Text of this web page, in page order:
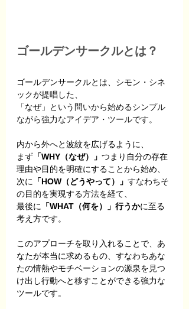
ゴールデンサークルとは？
ゴールデンサークルとは、 シモン・シネ
ックが提唱した、
「なぜ」という問いから始めるシンプル
ながら強力なアイデア・ツールです。
内から外へと波紋を広げるように、
まず 「WHY（なぜ）」 つまり自分の存在
理由や目的を明確にすることから始め、
次に 「HOW（どうやって）」 すなわちそ
の目的を実現する方法を経て、
最後に 「WHAT（何を）」行うかに至る
考え方です。
このアプローチを取り入れることで、あ
なたが本当に求めるもの、すなわちあな
たの情熱やモチベーションの源泉を見つ
け出し行動へと移すことができる強力な
ツールです。